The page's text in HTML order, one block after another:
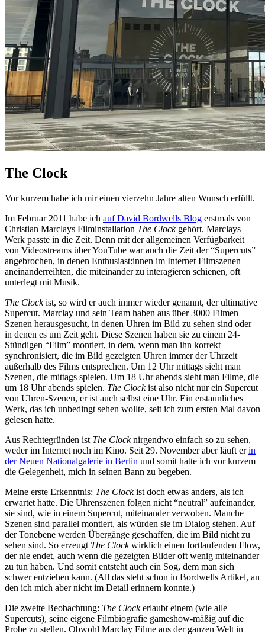
The Clock
Vor kurzem habe ich mir einen vierzehn Jahre alten Wunsch erfüllt.
Im Februar 2011 habe ich auf David Bordwells Blog erstmals von
Christian Marclays Filminstallation The Clockgehört. Marclays
Werk passte in die Zeit. Denn mit der allgemeinen Verfügbarkeit
von Videostreams über YouTube war auch die Zeit der “Supercuts”
angebrochen, in denen Enthusiast:innen im Internet Filmszenen
aneinanderreihten, die miteinander zu interagieren schienen, oft
unterlegt mit Musik.
The Clockist, so wird er auch immer wieder genannt, der ultimative
Supercut. Marclay und sein Team haben aus über 3000 Filmen
Szenen herausgesucht, in denen Uhren im Bild zu sehen sind oder
in denen es um Zeit geht. Diese Szenen haben sie zu einem 24-
Stündigen “Film” montiert, in dem, wenn man ihn korrekt
synchronisiert, die im Bild gezeigten Uhren immer der Uhrzeit
außerhalb des Films entsprechen. Um 12 Uhr mittags sieht man
Szenen, die mittags spielen. Um 18 Uhr abends sieht man Filme, die
um 18 Uhr abends spielen. The Clockist also nicht nur ein Supercut
von Uhren-Szenen, er ist auch selbst eine Uhr. Ein erstaunliches
Werk, das ich unbedingt sehen wollte, seit ich zum ersten Mal davon
gelesen hatte.
Aus Rechtegründen ist The Clocknirgendwo einfach so zu sehen,
weder im Internet noch im Kino. Seit 29. November aber läuft erin
der Neuen Nationalgalerie in Berlin und somit hatte ich vor kurzem
die Gelegenheit, mich in seinen Bann zu begeben.
Meine erste Erkenntnis: The Clockist doch etwas anders, als ich
erwartet hatte. Die Uhrenszenen folgen nicht “neutral” aufeinander,
sie sind, wie in einem Supercut, miteinander verwoben. Manche
Szenen sind parallel montiert, als würden sie im Dialog stehen. Auf
der Tonebene werden Übergänge geschaffen, die im Bild nicht zu
sehen sind. So erzeugt The Clockwirklich einen fortlaufenden Flow,
der nie endet, auch wenn die gezeigten Bilder oft wenig miteinander
zu tun haben. Und somit entsteht auch ein Sog, dem man sich
schwer entziehen kann. (All das steht schon in Bordwells Artikel, an
den ich mich aber nicht im Detail erinnern konnte.)
Die zweite Beobachtung: The Clockerlaubt einem (wie alle
Supercuts), seine eigene Filmbiografie gameshow-mäßig auf die
Probe zu stellen. Obwohl Marclay Filme aus der ganzen Welt in